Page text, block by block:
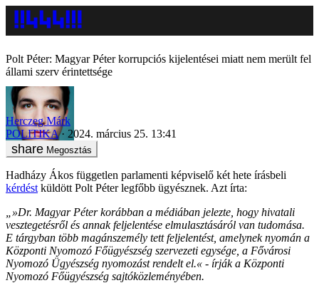
Polt Péter: Magyar Péter korrupciós kijelentései miatt nem merült fel
állami szerv érintettsége
Herczeg Márk
POLITIKA
2024. március 25. 13:41
Megosztás
Hadházy Ákos független parlamenti képviselő két hete írásbeli
kérdést küldött Polt Péter legfőbb ügyésznek. Azt írta:
„»Dr. Magyar Péter korábban a médiában jelezte, hogy hivatali
vesztegetésről és annak feljelentése elmulasztásáról van tudomása.
E tárgyban több magánszemély tett feljelentést, amelynek nyomán a
Központi Nyomozó Főügyészség szervezeti egysége, a Fővárosi
Nyomozó Ügyészség nyomozást rendelt el.« - írják a Központi
Nyomozó Főügyészség sajtóközleményében.